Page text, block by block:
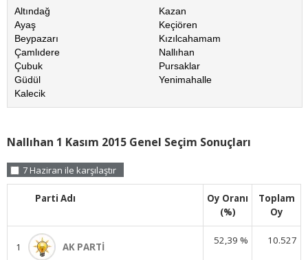
Altındağ
Ayaş
Beypazarı
Çamlıdere
Çubuk
Güdül
Kalecik
Kazan
Keçiören
Kızılcahamam
Nallıhan
Pursaklar
Yenimahalle
Nallıhan 1 Kasım 2015 Genel Seçim Sonuçları
7 Haziran ile karşılaştır
Parti Adı
Oy Oranı
(%)
Toplam
Oy
1 AK PARTİ
52,39 % 10.527